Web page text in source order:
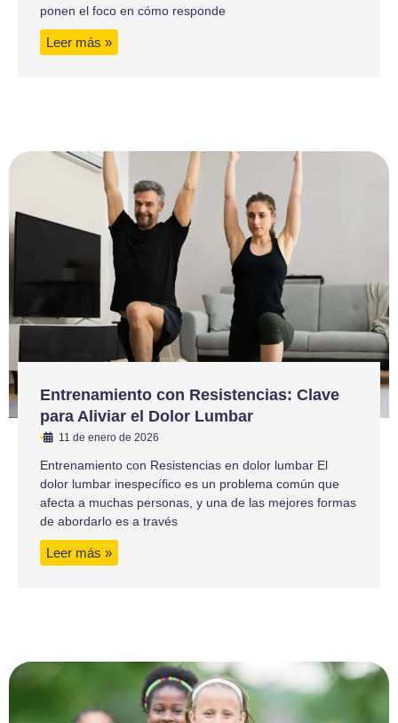
ponen el foco en cómo responde
Leer más »
Entrenamiento con Resistencias: Clave
para Aliviar el Dolor Lumbar
• 11 de enero de 2026
Entrenamiento con Resistencias en dolor lumbar El
dolor lumbar inespecífico es un problema común que
afecta a muchas personas, y una de las mejores formas
de abordarlo es a través
Leer más »